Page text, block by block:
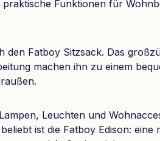
Funktionen für
Fatboy Sitzsack. Das
machen ihn zu einem
Leuchten und
ist die Fatboy Edison: eine